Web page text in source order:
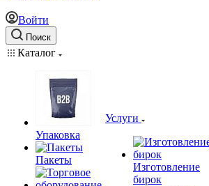
Войти
Поиск
Каталог
Упаковка
Пакеты
Услуги
Изготовление
бирок